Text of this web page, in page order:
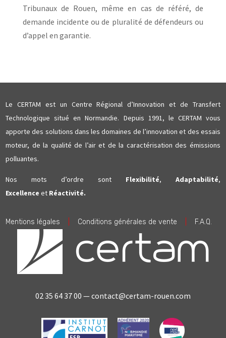
Tribunaux de Rouen, même en cas de référé, de
demande incidente ou de pluralité de défendeurs ou
d’appel en garantie.
Le CERTAM est un Centre Régional d’Innovation et de Transfert
Technologique situé en Normandie. Depuis 1991, le CERTAM vous
apporte des solutions dans les domaines de l’innovation et des essais
moteur, de la qualité de l’air et de la caractérisation des émissions
polluantes.
Nos mots d’ordre sont Flexibilité, Adaptabilité,
Excellence et Réactivité.
Mentions légales Conditions générales de vente F.A.Q.
02 35 64 37 00 — contact@certam-rouen.com